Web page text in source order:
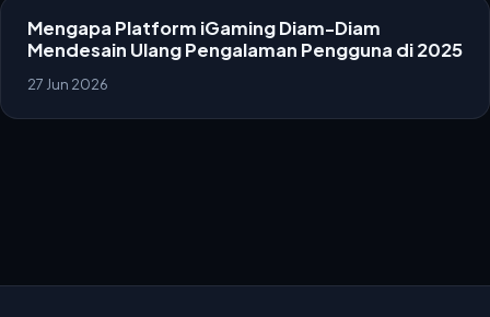
Mengapa Platform iGaming Diam-Diam
Mendesain Ulang Pengalaman Pengguna di 2025
27 Jun 2026